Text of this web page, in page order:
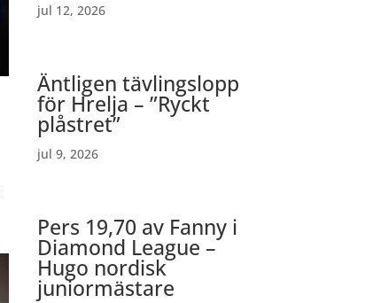
jul 12, 2026
Äntligen tävlingslopp
för Hrelja – ”Ryckt
plåstret”
jul 9, 2026
Pers 19,70 av Fanny i
Diamond League –
Hugo nordisk
juniormästare